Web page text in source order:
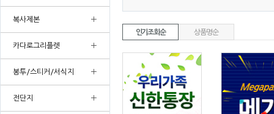
복사제본 +
카다로그리플렛 +
봉투/스티커/서식지 +
전단지 +
인기조회순 상품명순